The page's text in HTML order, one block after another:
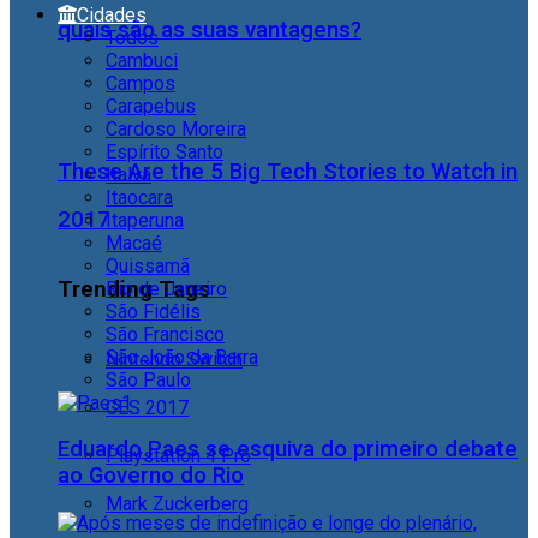
quais são as suas vantagens?
These Are the 5 Big Tech Stories to Watch in
2017
Trending Tags
Nintendo Switch
CES 2017
Playstation 4 Pro
Mark Zuckerberg
Cidades
Todos
Cambuci
Campos
Carapebus
Cardoso Moreira
Espírito Santo
Italva
Itaocara
Itaperuna
Macaé
Quissamã
Rio de Janeiro
São Fidélis
São Francisco
São João da Barra
São Paulo
Eduardo Paes se esquiva do primeiro debate
ao Governo do Rio